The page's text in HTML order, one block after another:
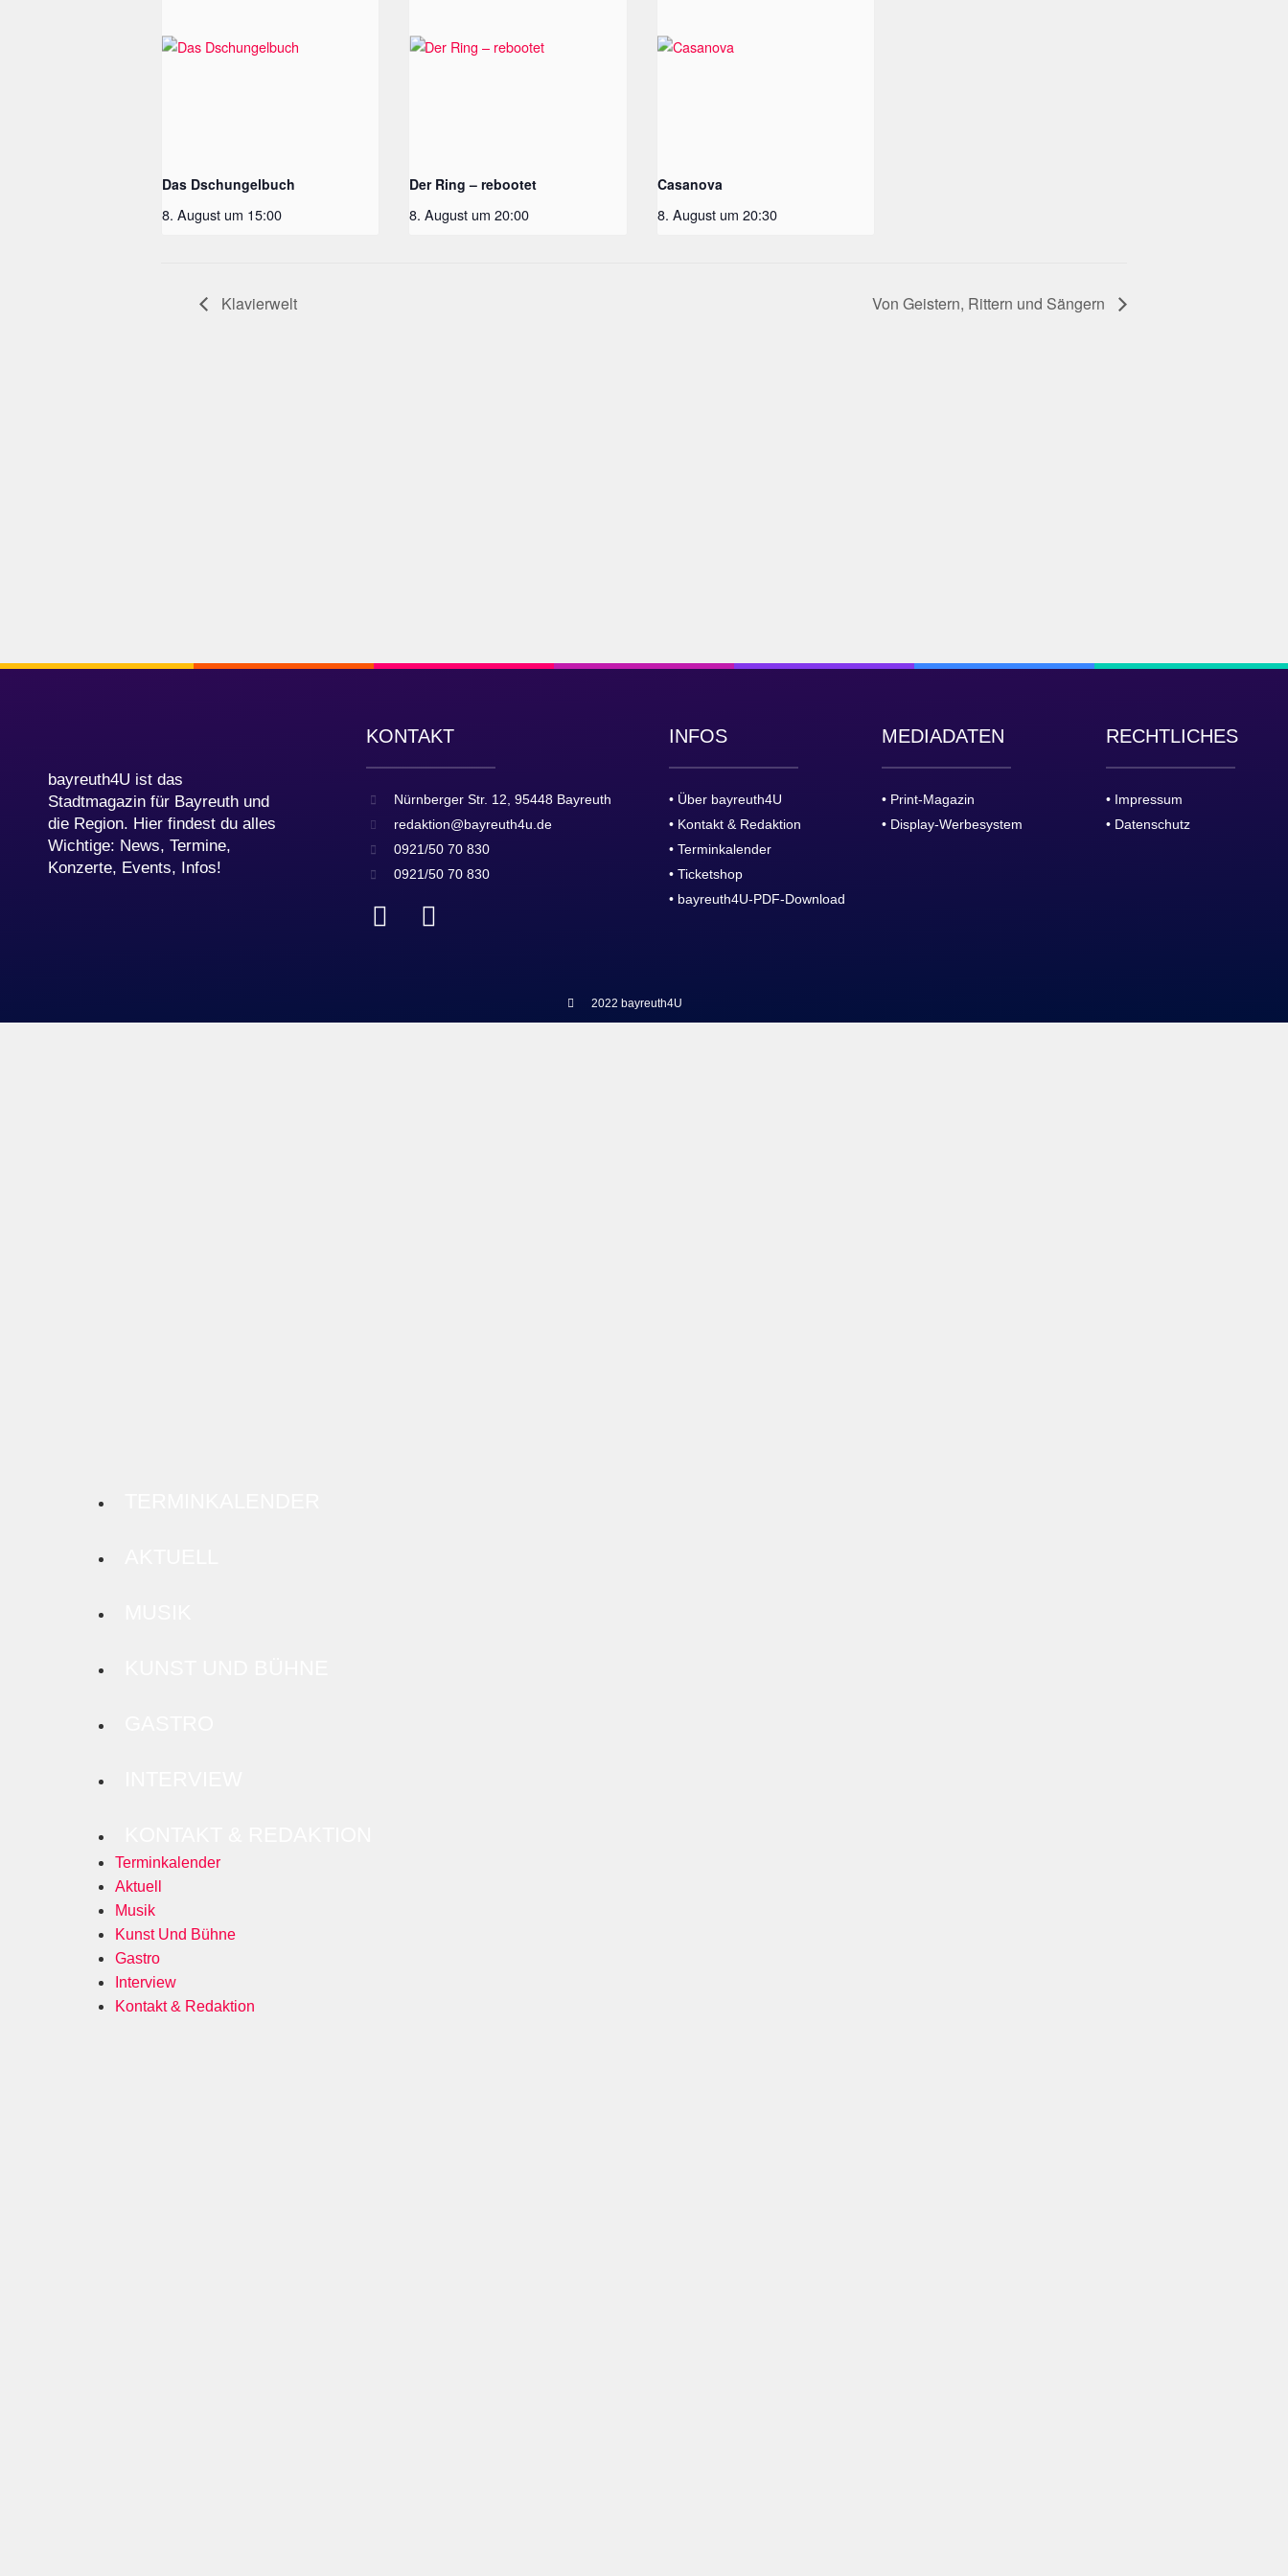
Das Dschungelbuch
8. August um 15:00
Der Ring – rebootet
8. August um 20:00
Casanova
8. August um 20:30
Klavierwelt Von Geistern, Rittern und Sängern
bayreuth4U ist das
Stadtmagazin für Bayreuth und
die Region. Hier findest du alles
Wichtige: News, Termine,
Konzerte, Events, Infos!
KONTAKT
Nürnberger Str. 12, 95448 Bayreuth
redaktion@bayreuth4u.de
0921/50 70 830
0921/50 70 830
INFOS
• Über bayreuth4U
• Kontakt & Redaktion
• Terminkalender
• Ticketshop
• bayreuth4U-PDF-Download
MEDIADATEN
• Print-Magazin
• Display-Werbesystem
RECHTLICHES
• Impressum
• Datenschutz
2022 bayreuth4U
Terminkalender
Aktuell
Musik
Kunst Und Bühne
Gastro
Interview
Kontakt & Redaktion